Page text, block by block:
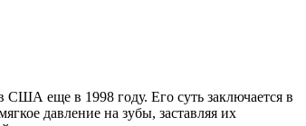
еще в 1998 году. Его суть заключается в
давление на зубы, заставляя их